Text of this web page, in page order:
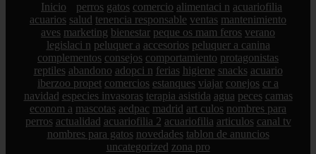
Inicio perros gatos comercio alimentaci n acuariofilia
acuarios salud tenencia responsable ventas mantenimiento
aves marketing bienestar peque os mam feros verano
legislaci n peluquer a accesorios peluquer a canina
complementos consejos comportamiento protagonistas
reptiles abandono adopci n ferias higiene snacks acuario
iberzoo propet comercios estanques viajar conejos cr a
navidad especies invasoras terapia asistida agua peces camas
econom a mascotas aedpac madrid art culos nombres para
perros actualidad acuariofilia 2 acuariofilia articulos canal tv
nombres para gatos novedades tablon de anuncios
uncategorized zona pro